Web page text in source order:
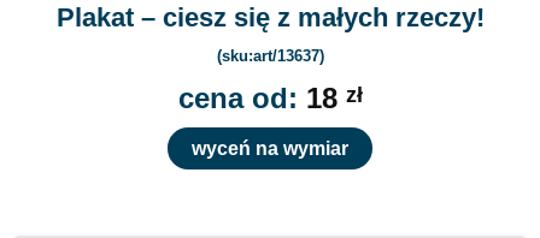
Plakat – ciesz się z małych rzeczy!
(sku:art/13637)
cena od: 18 zł
wyceń na wymiar